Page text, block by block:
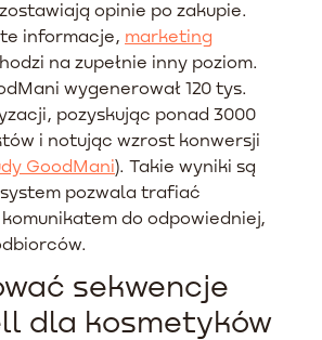
opinie po zakupie.
informacje, marketing
na zupełnie inny poziom.
wygenerował 120 tys.
pozyskując ponad 3000
i notując wzrost konwersji
GoodMani). Takie wyniki są
pozwala trafiać
do odpowiedniej,
sekwencje
dla kosmetyków